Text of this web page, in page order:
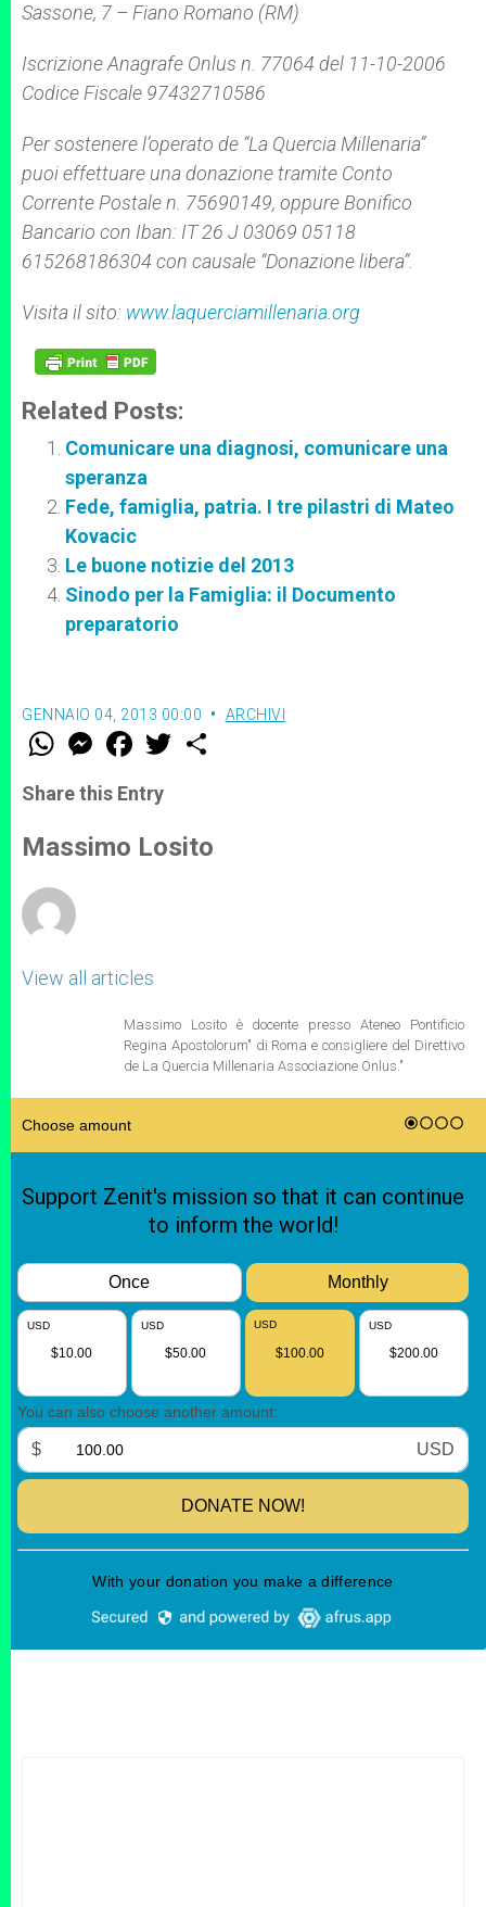
Sassone, 7 – Fiano Romano (RM)
Iscrizione Anagrafe Onlus n. 77064 del 11-10-2006
Codice Fiscale 97432710586
Per sostenere l’operato de “La Quercia Millenaria”
puoi effettuare una donazione tramite Conto
Corrente Postale n. 75690149, oppure Bonifico
Bancario con Iban: IT 26 J 03069 05118
615268186304 con causale “Donazione libera”.
Visita il sito: www.laquerciamillenaria.org
Related Posts:
Comunicare una diagnosi, comunicare una
speranza
Fede, famiglia, patria. I tre pilastri di Mateo
Kovacic
Le buone notizie del 2013
Sinodo per la Famiglia: il Documento
preparatorio
GENNAIO 04, 2013 00:00 ARCHIVI
W
t
s
p
p
M
e
s
e
g
e
F
a
e
b
o
k
w
r
Share this Entry
Massimo Losito
View all articles
Massimo Losito è docente presso Ateneo Pontificio
Regina Apostolorum" di Roma e consigliere del Direttivo
de La Quercia Millenaria Associazione Onlus."